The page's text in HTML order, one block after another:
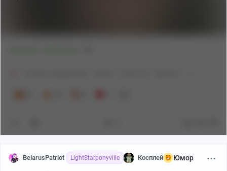
BelarusPatriot LightStarponyville Косплей Юмор